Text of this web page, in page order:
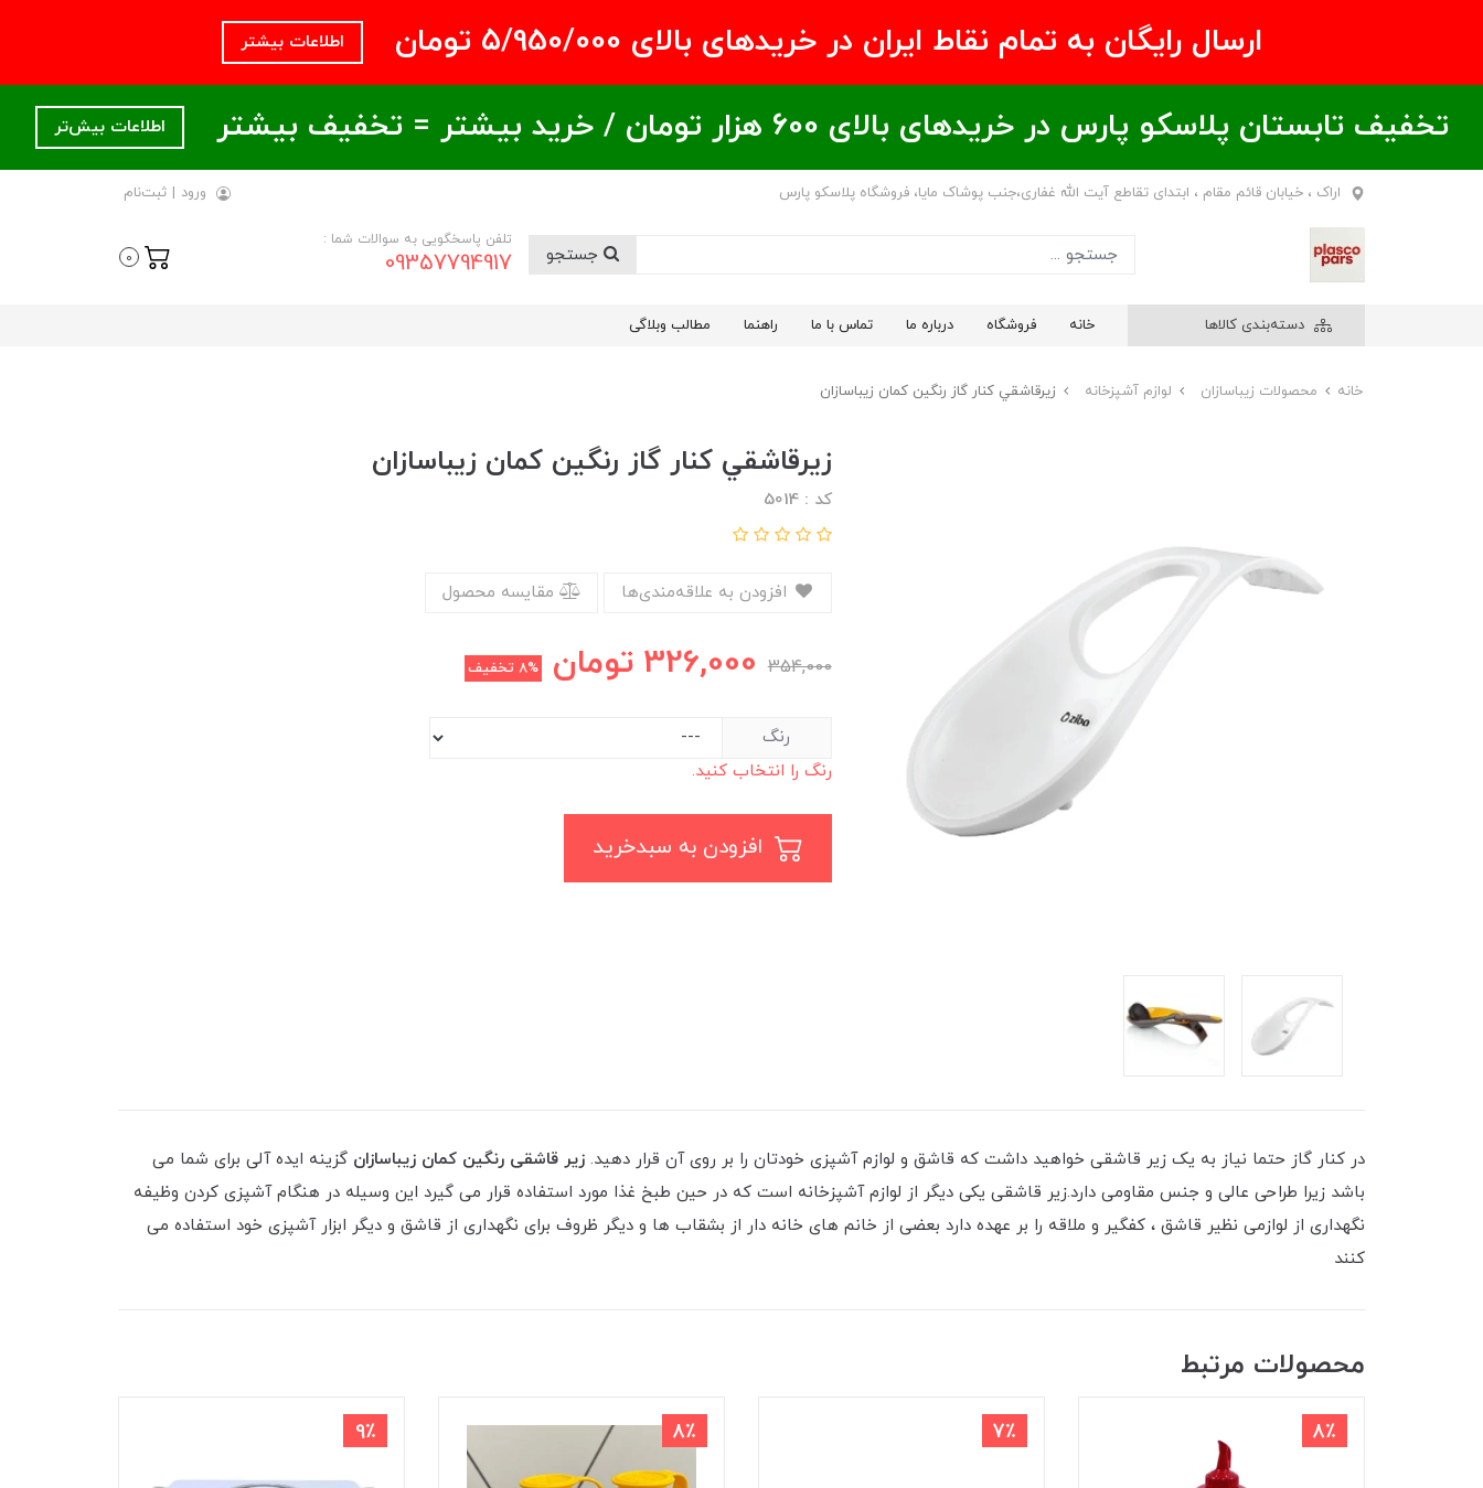
ارسال رایگان به تمام نقاط ایران در خریدهای بالای ۵/950/000 تومان اطلاعات بیشتر
تخفیف تابستان پلاسکو پارس در خریدهای بالای ۶00 هزار تومان / خرید بیشتر = تخفیف بیشتر اطلاعات بیش‌تر
اراک ، خیابان قائم مقام ، ابتدای تقاطع آیت الله غفاری،جنب پوشاک مایا، فروشگاه پلاسکو پارس ورود | ثبت‌نام
تلفن پاسخگویی به سوالات شما :
09357794917
0
دسته‌بندی کالاها خانه فروشگاه درباره ما تماس با ما راهنما مطالب وبلاگی
خانه محصولات زیباسازان لوازم آشپزخانه زيرقاشقي كنار گاز رنگين كمان زیباسازان
زيرقاشقي كنار گاز رنگين كمان زیباسازان
کد : 5014
مقایسه محصول
354,000
326,000 تومان 8% تخفیف
رنگ
رنگ را انتخاب کنید.
در کنار گاز حتما نیاز به یک زیر قاشقی خواهید داشت که قاشق و لوازم آشپزی خودتان را بر روی آن قرار دهید. زیر قاشقی رنگین کمان زیباسازان گزینه ایده آلی برای شما می
باشد زیرا طراحی عالی و جنس مقاومی دارد.زیر قاشقی یکی دیگر از لوازم آشپزخانه است که در حین طبخ غذا مورد استفاده قرار می گیرد این وسیله در هنگام آشپزی کردن وظیفه
نگهداری از لوازمی نظیر قاشق ، کفگیر و ملاقه را بر عهده دارد بعضی از خانم های خانه دار از بشقاب ها و دیگر ظروف برای نگهداری از قاشق و دیگر ابزار آشپزی خود استفاده می
کنند
محصولات مرتبط
8٪ 7٪ 8٪ 9٪